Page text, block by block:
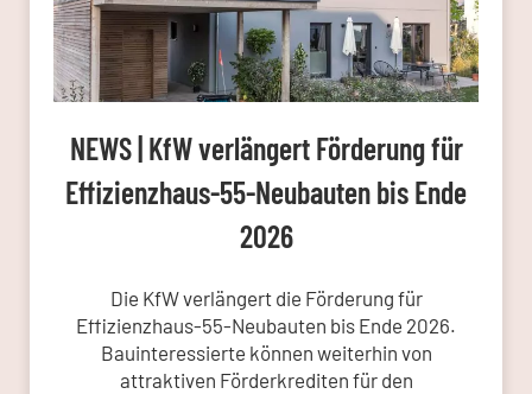
NEWS | KfW verlängert Förderung für
Effizienzhaus-55-Neubauten bis Ende
2026
Die KfW verlängert die Förderung für
Effizienzhaus-55-Neubauten bis Ende 2026.
Bauinteressierte können weiterhin von
attraktiven Förderkrediten für den